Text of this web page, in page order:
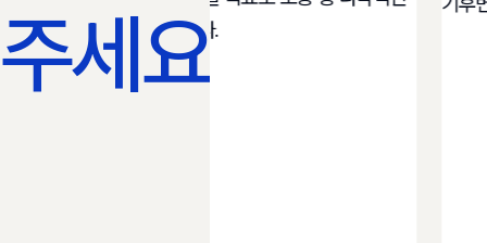
주세요!
적 전략을 실행합니다.​